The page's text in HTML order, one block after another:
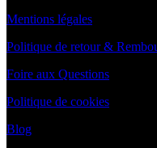
Mentions légales
Politique de retour &
Foire aux Questions
Politique de cookies
Blog